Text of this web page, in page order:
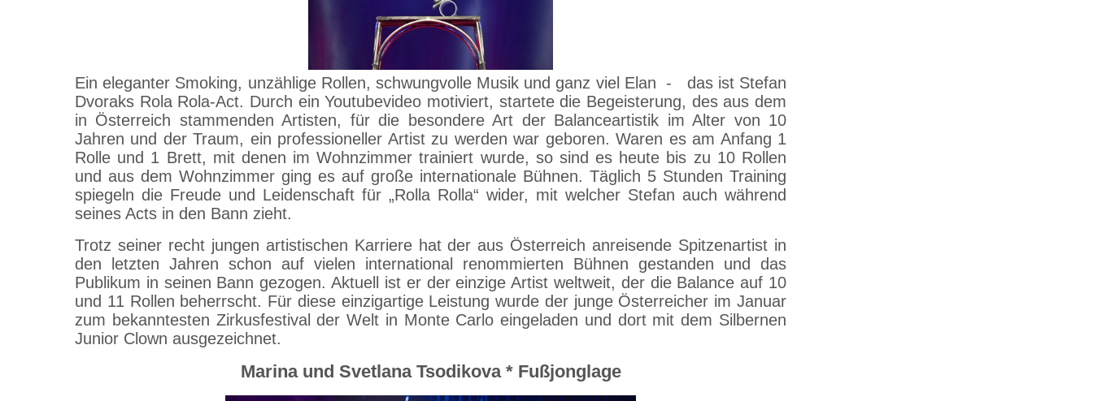
Ein eleganter Smoking, unzählige Rollen, schwungvolle Musik und ganz viel Elan - das ist Stefan
Dvoraks Rola Rola-Act. Durch ein Youtubevideo motiviert, startete die Begeisterung, des aus dem
in Österreich stammenden Artisten, für die besondere Art der Balanceartistik im Alter von 10
Jahren und der Traum, ein professioneller Artist zu werden war geboren. Waren es am Anfang 1
Rolle und 1 Brett, mit denen im Wohnzimmer trainiert wurde, so sind es heute bis zu 10 Rollen
und aus dem Wohnzimmer ging es auf große internationale Bühnen. Täglich 5 Stunden Training
spiegeln die Freude und Leidenschaft für „Rolla Rolla“ wider, mit welcher Stefan auch während
seines Acts in den Bann zieht.
Trotz seiner recht jungen artistischen Karriere hat der aus Österreich anreisende Spitzenartist in
den letzten Jahren schon auf vielen international renommierten Bühnen gestanden und das
Publikum in seinen Bann gezogen. Aktuell ist er der einzige Artist weltweit, der die Balance auf 10
und 11 Rollen beherrscht. Für diese einzigartige Leistung wurde der junge Österreicher im Januar
zum bekanntesten Zirkusfestival der Welt in Monte Carlo eingeladen und dort mit dem Silbernen
Junior Clown ausgezeichnet.
Marina und Svetlana Tsodikova * Fußjonglage